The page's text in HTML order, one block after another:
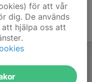
för att vår
dig. De används
hjälpa oss att